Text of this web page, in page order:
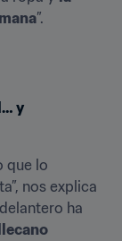
”.
y
que lo
nos explica
ha